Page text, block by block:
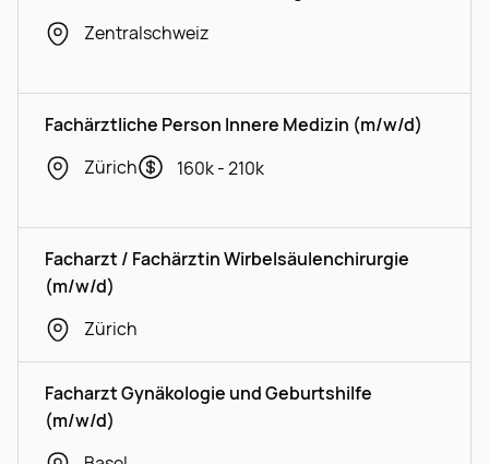
Zentralschweiz
Fachärztliche Person Innere Medizin (m/w/d)
Zürich
160k - 210k
Facharzt / Fachärztin Wirbelsäulenchirurgie
(m/w/d)
Zürich
Facharzt Gynäkologie und Geburtshilfe
(m/w/d)